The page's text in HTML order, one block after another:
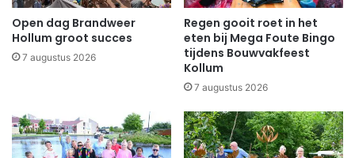
Open dag Brandweer
Hollum groot succes
7 augustus 2026
Regen gooit roet in het
eten bij Mega Foute Bingo
tijdens Bouwvakfeest
Kollum
7 augustus 2026